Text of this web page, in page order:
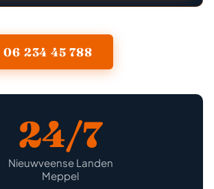
06 234 45 788
24/7
Nieuwveense Landen
Meppel